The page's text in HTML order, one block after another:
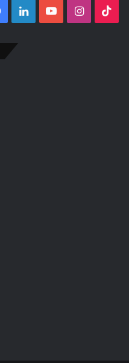
Facebook
LinkedInYouTubeInstagram